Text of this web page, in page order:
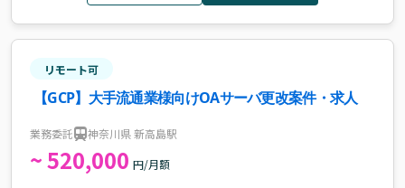
リモート可
【GCP】大手流通業様向けOAサーバ更改案件・求人
業務委託 神奈川県 新高島駅
~ 520,000 円/月額